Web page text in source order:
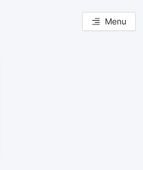
Menu